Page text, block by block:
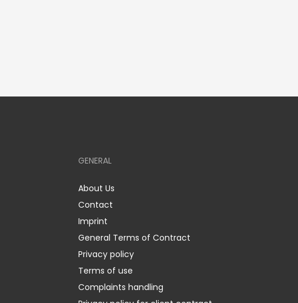
GENERAL
About Us
Contact
Imprint
General Terms of Contract
Privacy policy
Terms of use
Complaints handling